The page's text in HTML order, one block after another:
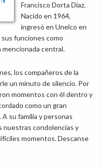
Francisco Dorta Díaz.
Nacido en 1964,
ingresó en Unelco en
funciones como
mencionada central.
los compañeros de la
un minuto de silencio. Por
momentos con él dentro y
como un gran
su familia y personas
nuestras condolencias y
momentos. Descanse